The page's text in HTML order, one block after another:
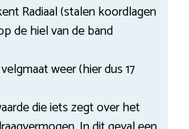
Radiaal (stalen koordlagen
de hiel van de band
weer (hier dus 17
die iets zegt over het